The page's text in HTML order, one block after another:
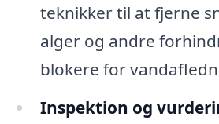
teknikker til at fjerne
alger og andre
blokere for
Inspektion og